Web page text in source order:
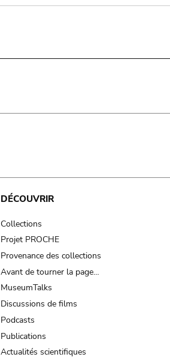
DÉCOUVRIR
Collections
Projet PROCHE
Provenance des collections
Avant de tourner la page…
MuseumTalks
Discussions de films
Podcasts
Publications
Actualités scientifiques